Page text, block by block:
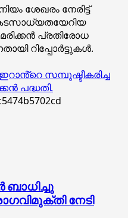
ശേഖരം നേരിട്ട്
പ്രതിരോധ
റിപ്പോർട്ടുകൾ.
ഇറാൻ്റെ സമ്പുഷ്ടീകരിച്ച
പദ്ധതി.
നേടി